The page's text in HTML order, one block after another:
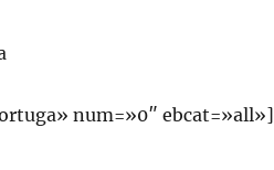
num=»0″ ebcat=»all»]